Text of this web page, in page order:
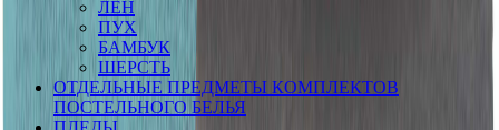
ЛЕН
ПУХ
БАМБУК
ШЕРСТЬ
ОТДЕЛЬНЫЕ ПРЕДМЕТЫ КОМПЛЕКТОВ
ПОСТЕЛЬНОГО БЕЛЬЯ